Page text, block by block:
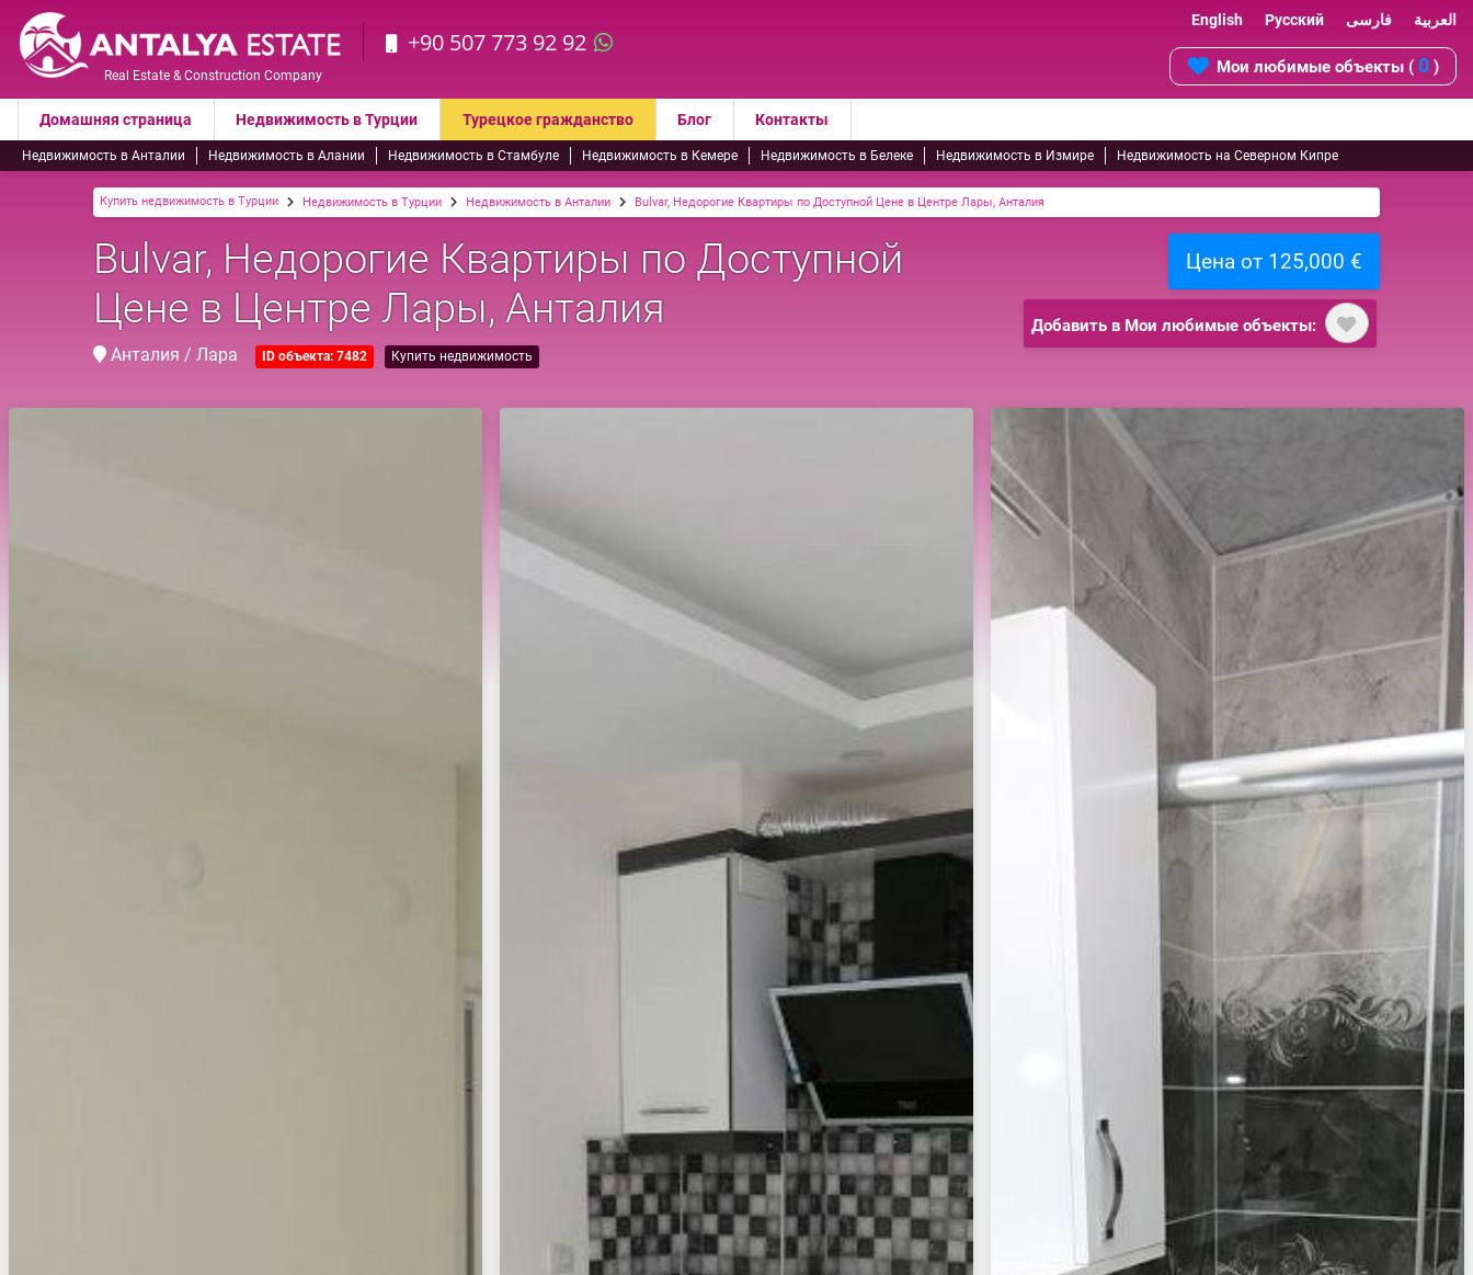
Real Estate & Construction Company
+90 507 773 92 92
English Русский فارسی العربية
Мои любимые объекты ( 0 )
Домашняя страница Недвижимость в Турции Турецкое гражданство Блог Контакты
Недвижимость в Анталии Недвижимость в Алании Недвижимость в Стамбуле Недвижимость в Кемере Недвижимость в Белеке Недвижимость в Измире Недвижимость на Северном Кипре
Купить недвижимость в Турции Недвижимость в Турции Недвижимость в Анталии Bulvar, Недорогие Квартиры по Доступной Цене в Центре Лары, Анталия
Bulvar, Недорогие Квартиры по Доступной
Цене в Центре Лары, Анталия
Анталия / Лара ID объекта: 7482 Купить недвижимость
Цена от 125,000 €
Добавить в Мои любимые объекты: